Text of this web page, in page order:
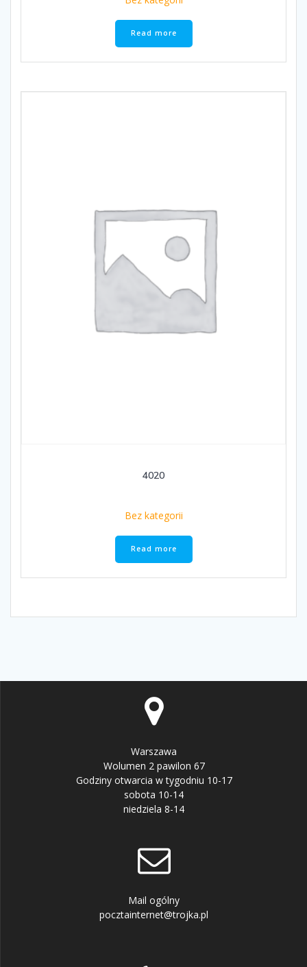
Read more
4020
Bez kategorii
Read more
Warszawa
Wolumen 2 pawilon 67
Godziny otwarcia w tygodniu 10-17
sobota 10-14
niedziela 8-14
Mail ogólny
pocztainternet@trojka.pl